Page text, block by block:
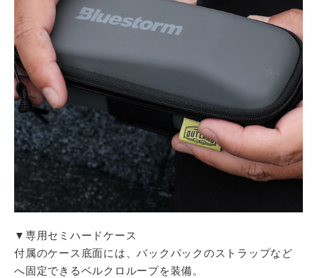
▼専用セミハードケース
付属のケース底面には、バックパックのストラップなど
へ固定できるベルクロループを装備。